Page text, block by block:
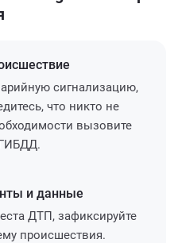
сигнализацию,
что никто не
вызовите
и данные
ДТП, зафиксируйте
происшествия.